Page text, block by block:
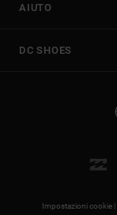
AIUTO
DC SHOES
Impostazioni cookie |